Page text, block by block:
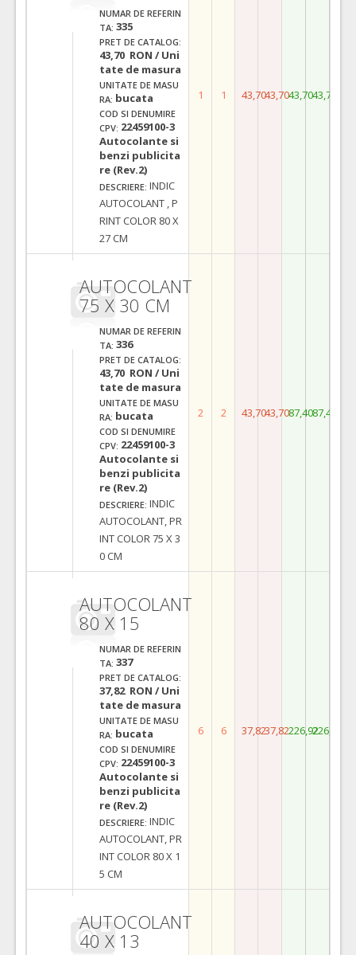
NUMAR DE REFERIN
TA: 335
PRET DE CATALOG:
43,70 RON / Uni
tate de masura
UNITATE DE MASU
RA: bucata
COD SI DENUMIRE
CPV: 22459100-3
Autocolante si
benzi publicita
re (Rev.2)
DESCRIERE: INDIC
AUTOCOLANT , P
RINT COLOR 80 X
27 CM
1 1 43,7043,7043,7043,70
AUTOCOLANT
75 X 30 CM
NUMAR DE REFERIN
TA: 336
PRET DE CATALOG:
43,70 RON / Uni
tate de masura
UNITATE DE MASU
RA: bucata
COD SI DENUMIRE
CPV: 22459100-3
Autocolante si
benzi publicita
re (Rev.2)
DESCRIERE: INDIC
AUTOCOLANT, PR
INT COLOR 75 X 3
0 CM
2 2 43,7043,7087,4087,40
AUTOCOLANT
80 X 15
NUMAR DE REFERIN
TA: 337
PRET DE CATALOG:
37,82 RON / Uni
tate de masura
UNITATE DE MASU
RA: bucata
COD SI DENUMIRE
CPV: 22459100-3
Autocolante si
benzi publicita
re (Rev.2)
DESCRIERE: INDIC
AUTOCOLANT, PR
INT COLOR 80 X 1
5 CM
6 6 37,8237,82226,92226,92
AUTOCOLANT
40 X 13